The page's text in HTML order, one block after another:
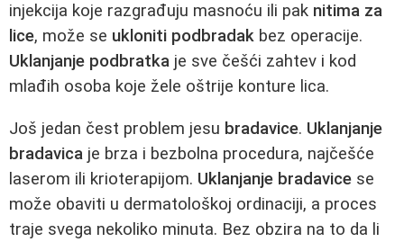
injekcija koje razgrađuju masnoću ili pak nitima za
lice, može se ukloniti podbradak bez operacije.
Uklanjanje podbratka je sve češći zahtev i kod
mlađih osoba koje žele oštrije konture lica.
Još jedan čest problem jesu bradavice. Uklanjanje
bradavica je brza i bezbolna procedura, najčešće
laserom ili krioterapijom. Uklanjanje bradavice se
može obaviti u dermatološkoj ordinaciji, a proces
traje svega nekoliko minuta. Bez obzira na to da li